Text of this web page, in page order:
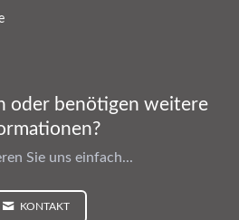
oder benötigen weitere
Sie uns einfach...
KONTAKT